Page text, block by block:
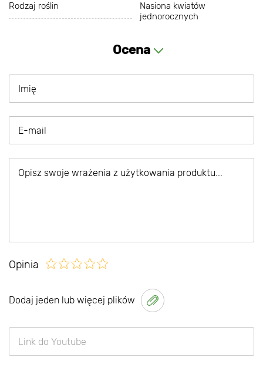
Rodzaj roślin
Nasiona kwiatów
jednorocznych
Ocena
Opinia
Dodaj jeden lub więcej plików